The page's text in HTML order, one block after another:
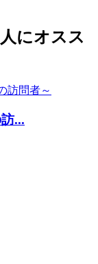
にオスス
...